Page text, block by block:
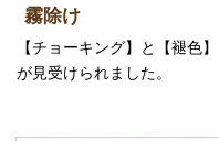
霧除け
【チョーキング】と【褪色】
が見受けられました。